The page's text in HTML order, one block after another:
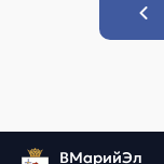
ВМарийЭл